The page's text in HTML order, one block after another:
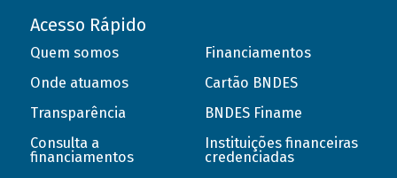
Acesso Rápido
Quem somos
Onde atuamos
Transparência
Consulta a
financiamentos
Financiamentos
Cartão BNDES
BNDES Finame
Instituições financeiras
credenciadas